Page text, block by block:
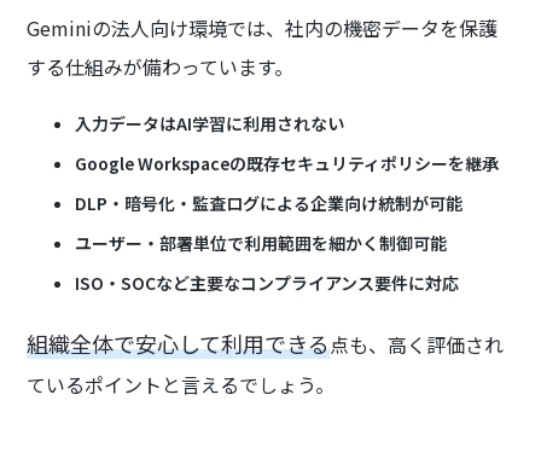
Geminiの法人向け環境では、社内の機密データを保護
する仕組みが備わっています。
入力データはAI学習に利用されない
Google Workspaceの既存セキュリティポリシーを継承
DLP・暗号化・監査ログによる企業向け統制が可能
ユーザー・部署単位で利用範囲を細かく制御可能
ISO・SOCなど主要なコンプライアンス要件に対応
組織全体で安心して利用できる点も、高く評価され
ているポイントと言えるでしょう。